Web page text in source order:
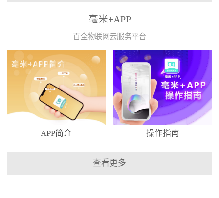
毫米+APP
百全物联网云服务平台
APP简介 操作指南
查看更多